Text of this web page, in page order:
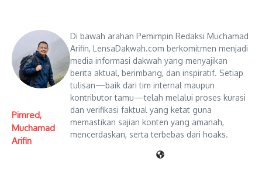
Pimred,
Muchamad
Arifin
Di bawah arahan Pemimpin Redaksi Muchamad
Arifin, LensaDakwah.com berkomitmen menjadi
media informasi dakwah yang menyajikan
berita aktual, berimbang, dan inspiratif. Setiap
tulisan—baik dari tim internal maupun
kontributor tamu—telah melalui proses kurasi
dan verifikasi faktual yang ketat guna
memastikan sajian konten yang amanah,
mencerdaskan, serta terbebas dari hoaks.